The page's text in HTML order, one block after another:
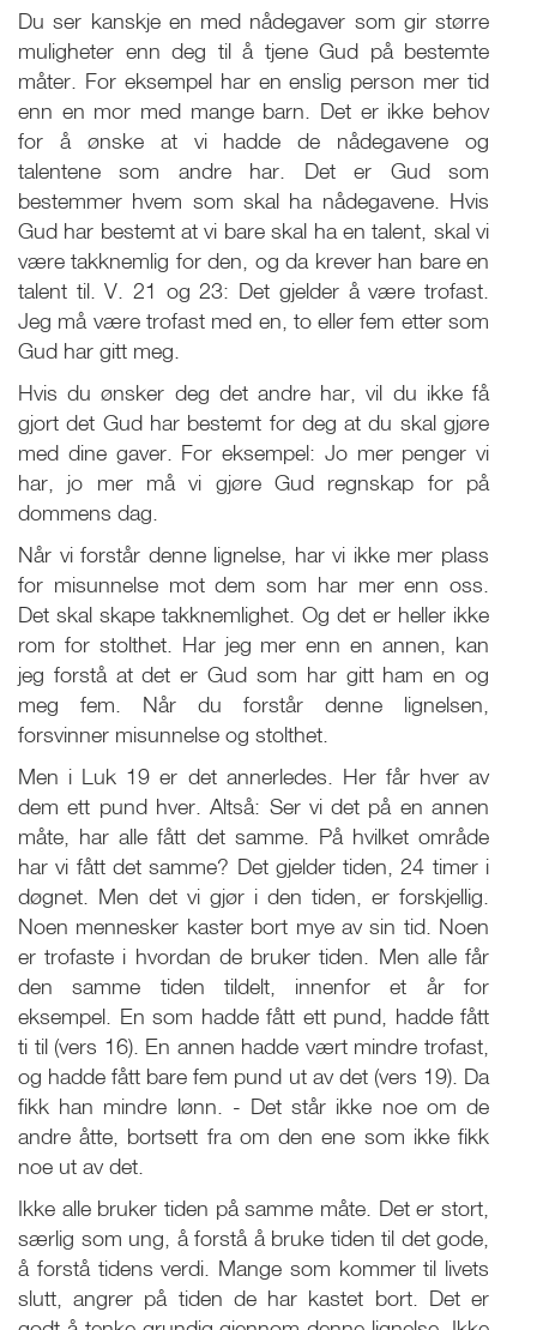
Du ser kanskje en med nådegaver som gir større
muligheter enn deg til å tjene Gud på bestemte
måter. For eksempel har en enslig person mer tid
enn en mor med mange barn. Det er ikke behov
for å ønske at vi hadde de nådegavene og
talentene som andre har. Det er Gud som
bestemmer hvem som skal ha nådegavene. Hvis
Gud har bestemt at vi bare skal ha en talent, skal vi
være takknemlig for den, og da krever han bare en
talent til. V. 21 og 23: Det gjelder å være trofast.
Jeg må være trofast med en, to eller fem etter som
Gud har gitt meg.
Hvis du ønsker deg det andre har, vil du ikke få
gjort det Gud har bestemt for deg at du skal gjøre
med dine gaver. For eksempel: Jo mer penger vi
har, jo mer må vi gjøre Gud regnskap for på
dommens dag.
Når vi forstår denne lignelse, har vi ikke mer plass
for misunnelse mot dem som har mer enn oss.
Det skal skape takknemlighet. Og det er heller ikke
rom for stolthet. Har jeg mer enn en annen, kan
jeg forstå at det er Gud som har gitt ham en og
meg fem. Når du forstår denne lignelsen,
forsvinner misunnelse og stolthet.
Men i Luk 19 er det annerledes. Her får hver av
dem ett pund hver. Altså: Ser vi det på en annen
måte, har alle fått det samme. På hvilket område
har vi fått det samme? Det gjelder tiden, 24 timer i
døgnet. Men det vi gjør i den tiden, er forskjellig.
Noen mennesker kaster bort mye av sin tid. Noen
er trofaste i hvordan de bruker tiden. Men alle får
den samme tiden tildelt, innenfor et år for
eksempel. En som hadde fått ett pund, hadde fått
ti til (vers 16). En annen hadde vært mindre trofast,
og hadde fått bare fem pund ut av det (vers 19). Da
fikk han mindre lønn. - Det står ikke noe om de
andre åtte, bortsett fra om den ene som ikke fikk
noe ut av det.
Ikke alle bruker tiden på samme måte. Det er stort,
særlig som ung, å forstå å bruke tiden til det gode,
å forstå tidens verdi. Mange som kommer til livets
slutt, angrer på tiden de har kastet bort. Det er